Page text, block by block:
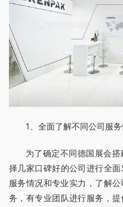
1、全面了解不同公司服
为了确定不同德国展会
择几家口碑好的公司进行全
服务情况和专业实力，了解
务，有专业团队进行服务，